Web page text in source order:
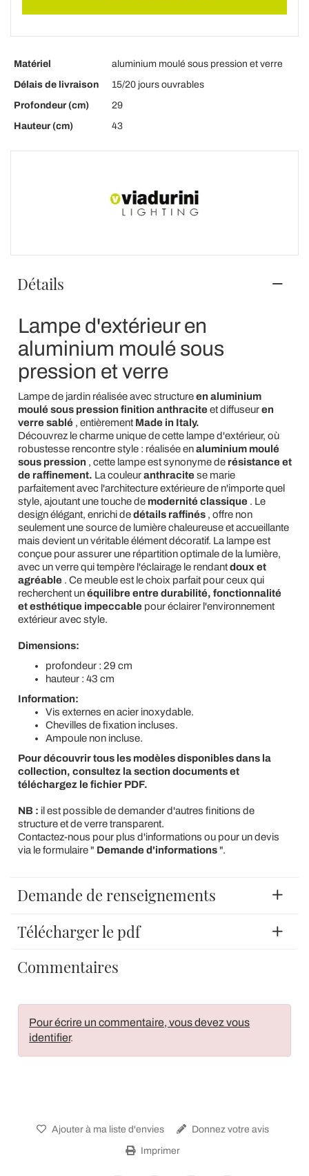
Matériel
aluminium moulé sous pression et verre
Délais de livraison
15/20 jours ouvrables
Profondeur (cm)
29
Hauteur (cm)
43
Détails
Lampe d'extérieur en
aluminium moulé sous
pression et verre
Lampe de jardin réalisée avec structureen aluminium
moulé sous pression finition anthraciteet diffuseuren
verre sablé, entièrement Made in Italy.
Découvrez le charme unique de cette lampe d'extérieur, où
robustesse rencontre style : réalisée enaluminium moulé
sous pression , cette lampe est synonyme de résistance et
de raffinement. La couleuranthracitese marie
parfaitement avec l'architecture extérieure de n'importe quel
style, ajoutant une touche de modernité classique. Le
design élégant, enrichi dedétails raffinés, offre non
seulement une source de lumière chaleureuse et accueillante
mais devient un véritable élément décoratif. La lampe est
conçue pour assurer une répartition optimale de la lumière,
avec un verre qui tempère l'éclairage le rendantdoux et
agréable. Ce meuble est le choix parfait pour ceux qui
recherchent unéquilibre entre durabilité, fonctionnalité
et esthétique impeccablepour éclairer l'environnement
extérieur avec style.
Dimensions:
profondeur : 29 cm
hauteur : 43 cm
Information:
Vis externes en acier inoxydable.
Chevilles de fixation incluses.
Ampoule non incluse.
Pour découvrir tous les modèles disponibles dans la
collection, consultez la section documents et
téléchargez le fichier PDF.
NB : il est possible de demander d'autres finitions de
structure et de verre transparent.
Contactez-nous pour plus d'informations ou pour un devis
via le formulaire " Demande d'informations".
Demande de renseignements
Télécharger le pdf
Commentaires
Pour écrire un commentaire, vous devez vous
identifier.
Ajouter à ma liste d'envies Donnez votre avis
Imprimer